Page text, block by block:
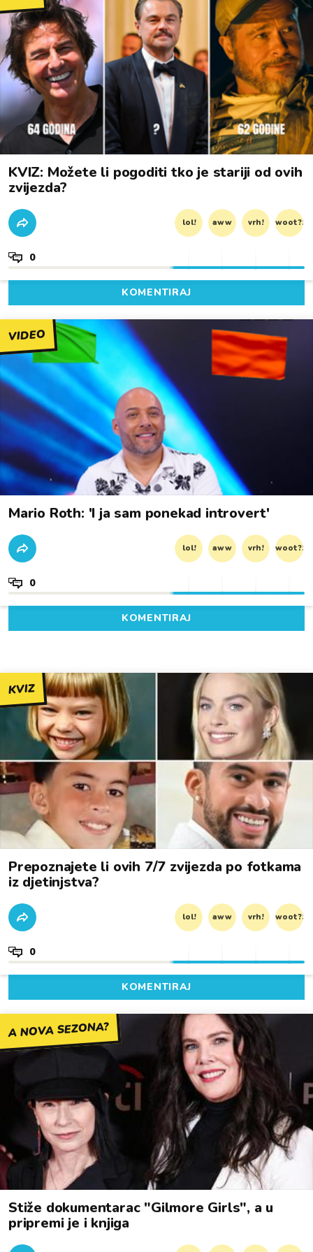
KVIZ: Možete li pogoditi tko je stariji od ovih
zvijezda?
lol! aww vrh! woot?!
0
KOMENTIRAJ
VIDEO
Mario Roth: 'I ja sam ponekad introvert'
lol! aww vrh! woot?!
0
KOMENTIRAJ
KVIZ
Prepoznajete li ovih 7/7 zvijezda po fotkama
iz djetinjstva?
lol! aww vrh! woot?!
0
KOMENTIRAJ
A NOVA SEZONA?
Stiže dokumentarac "Gilmore Girls", a u
pripremi je i knjiga